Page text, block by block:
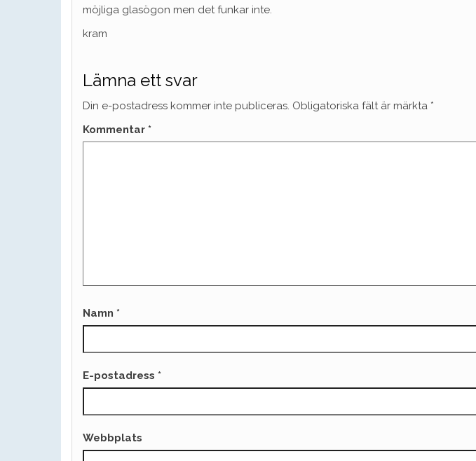
möjliga glasögon men det funkar inte.
kram
Lämna ett svar
Din e-postadress kommer inte publiceras. Obligatoriska fält är märkta *
Kommentar *
Namn *
E-postadress *
Webbplats